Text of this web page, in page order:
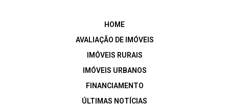
HOME
AVALIAÇÃO DE IMÓVEIS
IMÓVEIS RURAIS
IMÓVEIS URBANOS
FINANCIAMENTO
ÚLTIMAS NOTÍCIAS